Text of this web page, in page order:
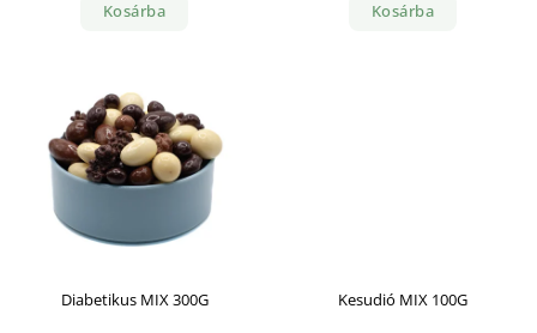
Kosárba Kosárba
Diabetikus MIX 300G Kesudió MIX 100G